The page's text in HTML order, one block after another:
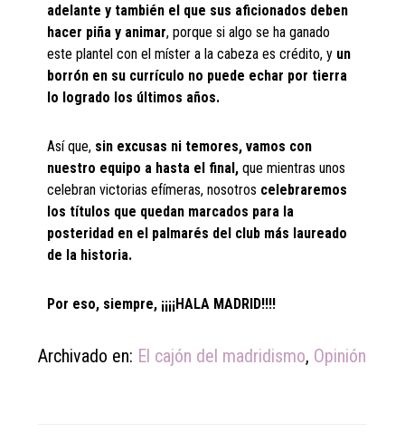
adelante y también el que sus aficionados deben
hacer piña y animar, porque si algo se ha ganado
este plantel con el míster a la cabeza es crédito, y un
borrón en su currículo no puede echar por tierra
lo logrado los últimos años.
Así que, sin excusas ni temores, vamos con
nuestro equipo a hasta el final, que mientras unos
celebran victorias efímeras, nosotros celebraremos
los títulos que quedan marcados para la
posteridad en el palmarés del club más laureado
de la historia.
Por eso, siempre, ¡¡¡¡HALA MADRID!!!!
Archivado en: El cajón del madridismo, Opinión